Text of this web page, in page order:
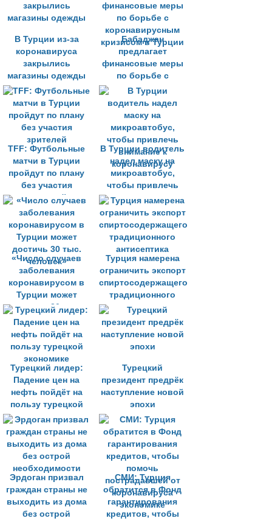
В Турции из-за
коронавируса
закрылись
магазины одежды
Бабаджан
предлагает
финансовые меры
по борьбе с
коронавирусным
кризисом в Турции
TFF: Футбольные
матчи в Турции
пройдут по плану
без участия
зрителей
В Турции водитель
надел маску на
микроавтобус,
чтобы привлечь
внимание к
коронавирусу
«Число случаев
заболевания
коронавирусом в
Турции может
достичь 30 тыс.
человек»
Турция намерена
ограничить экспорт
спиртосодержащего
традиционного
антисептика
Турецкий лидер:
Падение цен на
нефть пойдёт на
пользу турецкой
экономике
Турецкий
президент предрёк
наступление новой
эпохи
Эрдоган призвал
граждан страны не
выходить из дома
без острой
СМИ: Турция
обратится в Фонд
гарантирования
кредитов, чтобы